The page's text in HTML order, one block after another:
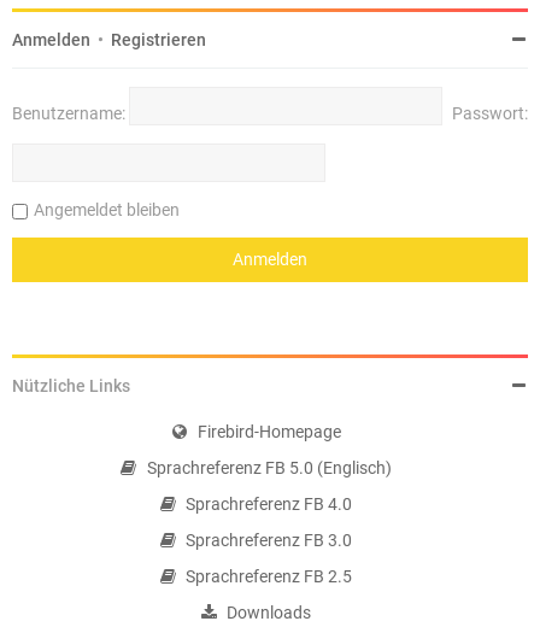
Anmelden • Registrieren
Benutzername: Passwort:
Angemeldet bleiben
Nützliche Links
Firebird-Homepage
Sprachreferenz FB 5.0 (Englisch)
Sprachreferenz FB 4.0
Sprachreferenz FB 3.0
Sprachreferenz FB 2.5
Downloads